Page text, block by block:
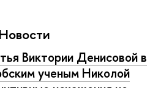
Новости
Виктории Денисовой в
ученым Николой